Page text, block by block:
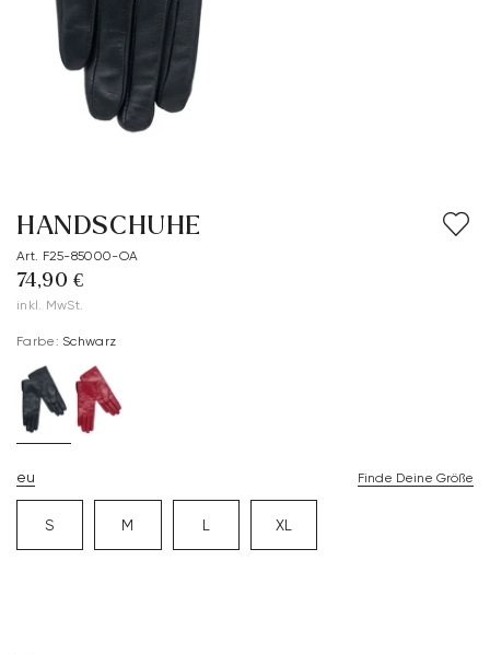
HANDSCHUHE
Art. F25-85000-OA
74,90 €
inkl. MwSt.
Farbe: Schwarz
eu Finde Deine Größe
S M L XL